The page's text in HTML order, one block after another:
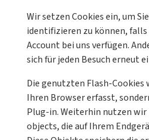
Wir setzen Cookies ein, um
identifizieren zu können, falls
Account bei uns verfügen.
sich für jeden Besuch erneut
Die genutzten Flash-Cookies
Ihren Browser erfasst,
Plug-in. Weiterhin nutzen wir
objects, die auf Ihrem